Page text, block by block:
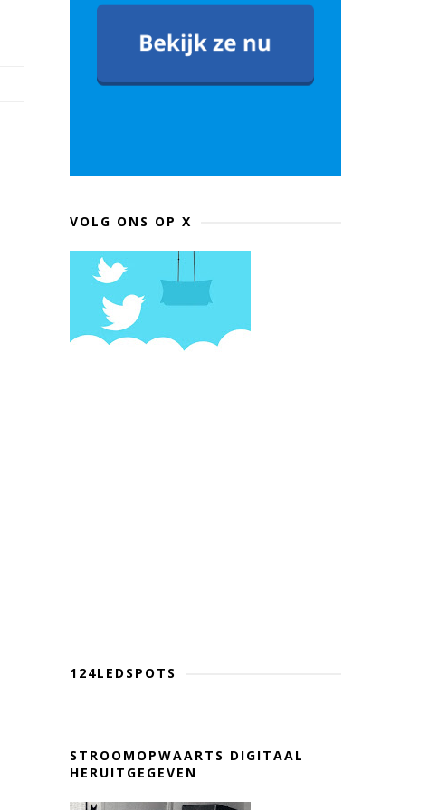
VOLG ONS OP X
124LEDSPOTS
STROOMOPWAARTS DIGITAAL
HERUITGEGEVEN